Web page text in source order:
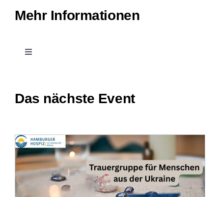
Mehr Informationen
Toggle
Stellenangebote und Praktika
Downloads
Das nächste Event